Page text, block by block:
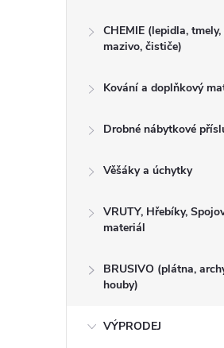
CHEMIE (lepidla,
mazivo, čističe)
Kování a doplňkový
Drobné nábytkové
Věšáky a úchytky
VRUTY, Hřebíky,
materiál
BRUSIVO (plátna,
houby)
VÝPRODEJ